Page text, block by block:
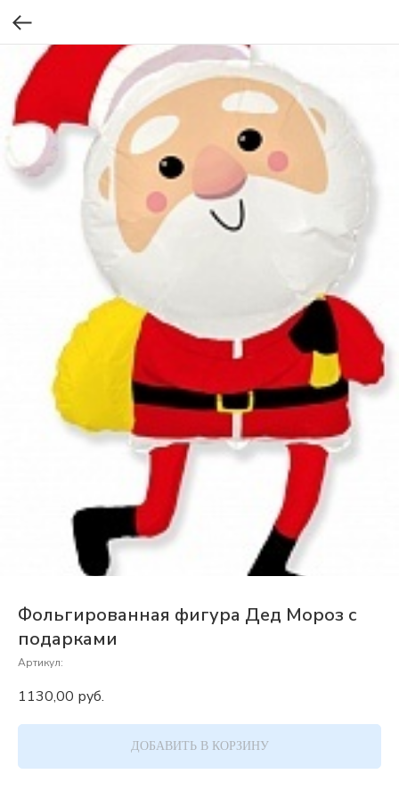
Фольгированная фигура Дед Мороз с
подарками
Артикул:
1130,00 руб.
ДОБАВИТЬ В КОРЗИНУ